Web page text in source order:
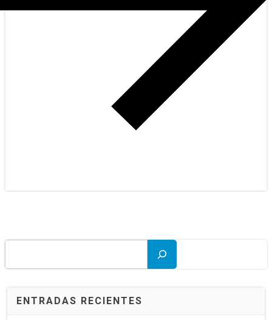
ENTRADAS RECIENTES